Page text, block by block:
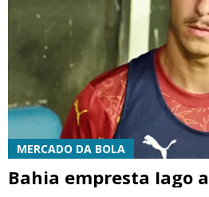
MERCADO DA BOLA
Bahia empresta Iago